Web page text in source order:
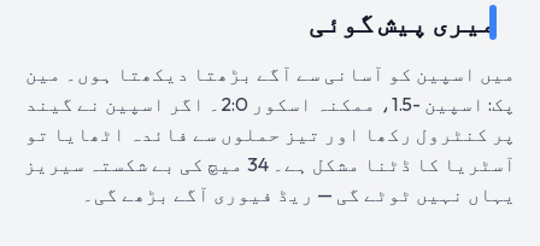
میری پیش گوئی
میں اسپین کو آسانی سے آگے بڑھتا دیکھتا ہوں۔ مین
پک: اسپین -1.5، ممکنہ اسکور 2:0۔ اگر اسپین نے گیند
پر کنٹرول رکھا اور تیز حملوں سے فائدہ اٹھایا تو
آسٹریا کا ڈٹنا مشکل ہے۔ 34 میچ کی بے شکستہ سیریز
یہاں نہیں ٹوٹے گی — ریڈ فیوری آگے بڑھے گی۔